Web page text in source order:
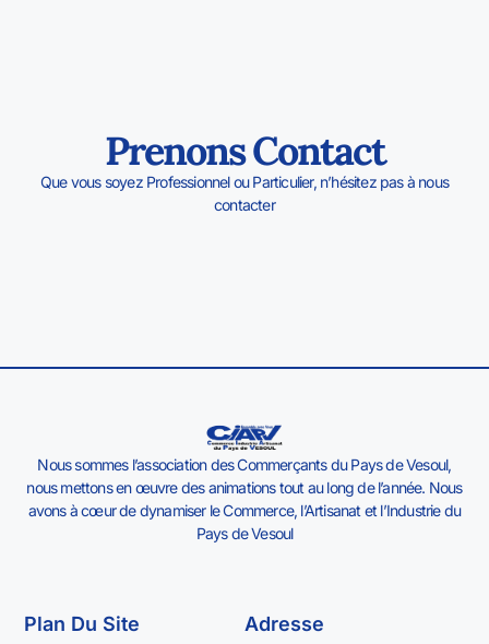
Prenons Contact
Que vous soyez Professionnel ou Particulier, n’hésitez pas à nous
contacter
Nous sommes l’association des Commerçants du Pays de Vesoul,
nous mettons en œuvre des animations tout au long de l’année. Nous
avons à cœur de dynamiser le Commerce, l’Artisanat et l’Industrie du
Pays de Vesoul
Plan Du Site Adresse